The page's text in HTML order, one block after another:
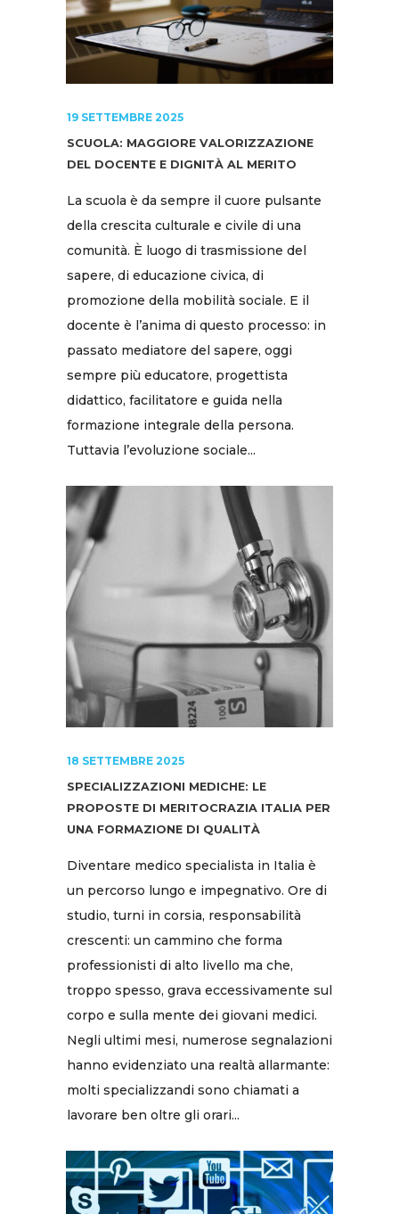
19 SETTEMBRE 2025
SCUOLA: MAGGIORE VALORIZZAZIONE
DEL DOCENTE E DIGNITÀ AL MERITO
La scuola è da sempre il cuore pulsante
della crescita culturale e civile di una
comunità. È luogo di trasmissione del
sapere, di educazione civica, di
promozione della mobilità sociale. E il
docente è l’anima di questo processo: in
passato mediatore del sapere, oggi
sempre più educatore, progettista
didattico, facilitatore e guida nella
formazione integrale della persona.
Tuttavia l’evoluzione sociale...
18 SETTEMBRE 2025
SPECIALIZZAZIONI MEDICHE: LE
PROPOSTE DI MERITOCRAZIA ITALIA PER
UNA FORMAZIONE DI QUALITÀ
Diventare medico specialista in Italia è
un percorso lungo e impegnativo. Ore di
studio, turni in corsia, responsabilità
crescenti: un cammino che forma
professionisti di alto livello ma che,
troppo spesso, grava eccessivamente sul
corpo e sulla mente dei giovani medici.
Negli ultimi mesi, numerose segnalazioni
hanno evidenziato una realtà allarmante:
molti specializzandi sono chiamati a
lavorare ben oltre gli orari...